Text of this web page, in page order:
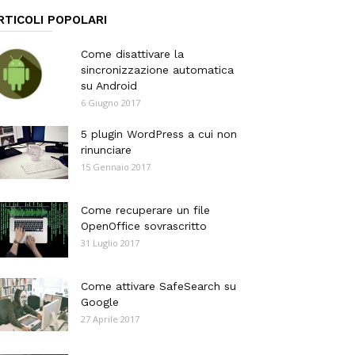
POPOLARI
Come disattivare la
sincronizzazione automatica
su Android
6 Giugno 2017
5 plugin WordPress a cui non
rinunciare
15 Gennaio 2017
Come recuperare un file
OpenOffice sovrascritto
31 Luglio 2017
Come attivare SafeSearch su
Google
27 Aprile 2017